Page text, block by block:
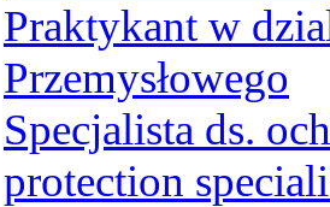
Praktykant w
Przemysłowego
Specjalista ds.
protection